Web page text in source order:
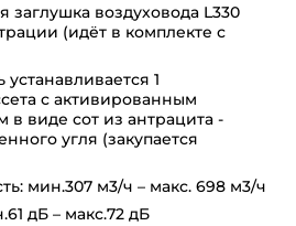
заглушка воздуховода L330
(идёт в комплекте с
1
с активированным
в виде сот из антрацита -
угля (закупается
мин.307 м3/ч – макс. 698 м3/ч
дБ – макс.72 дБ